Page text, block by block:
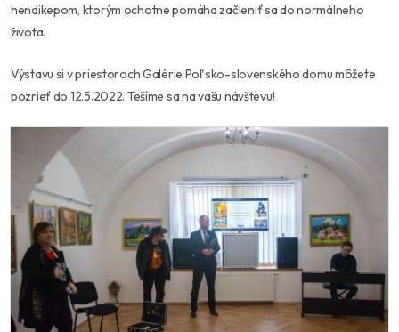
hendikepom, ktorým ochotne pomáha začleniť sa do normálneho
života.
Výstavu si v priestoroch Galérie Poľsko-slovenského domu môžete
pozrieť do 12.5.2022. Tešíme sa na vašu návštevu!